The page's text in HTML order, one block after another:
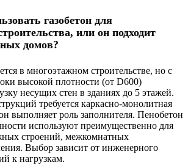
газобетон для
или он подходит
домов?
в многоэтажном строительстве, но с
высокой плотности (от D600)
несущих стен в зданиях до 5 этажей.
требуется каркасно-монолитная
выполняет роль заполнителя. Пенобетон
используют преимущественно для
строений, межкомнатных
Выбор зависит от инженерного
к нагрузкам.